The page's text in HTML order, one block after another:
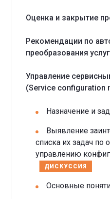
Оценка и закрытие
Рекомендации по
преобразования
Управление
(Service configuration
Назначение и
Выявление
списка их задач по
управлению
ДИСКУССИЯ
Основные